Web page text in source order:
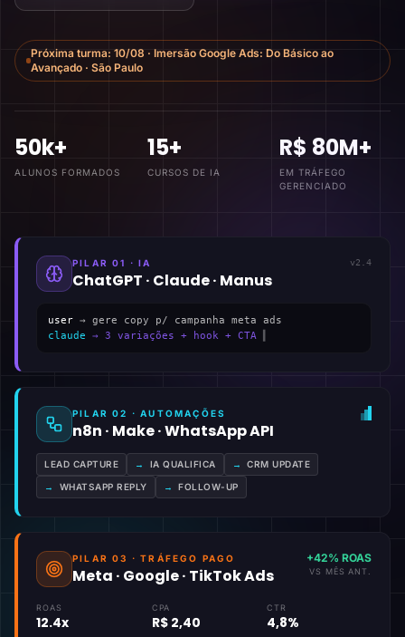
Próxima turma: 10/08 · Imersão Google Ads: Do Básico ao
Avançado · São Paulo
50k+
ALUNOS FORMADOS
15+
CURSOS DE IA
R$ 80M+
EM TRÁFEGO
GERENCIADO
PILAR 01 · IA
ChatGPT · Claude · Manus
v2.4
user → gere copy p/ campanha meta ads
claude → 3 variações + hook + CTA
PILAR 02 · AUTOMAÇÕES
n8n · Make · WhatsApp API
LEAD CAPTURE → IA QUALIFICA → CRM UPDATE
→ WHATSAPP REPLY → FOLLOW-UP
PILAR 03 · TRÁFEGO PAGO
Meta · Google · TikTok Ads
+42% ROAS
VS MÊS ANT.
ROAS
12.4x
CPA
R$ 2,40
CTR
4,8%